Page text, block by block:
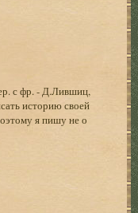
с фр. - Д.Лившиц,
историю своей
я пишу не о